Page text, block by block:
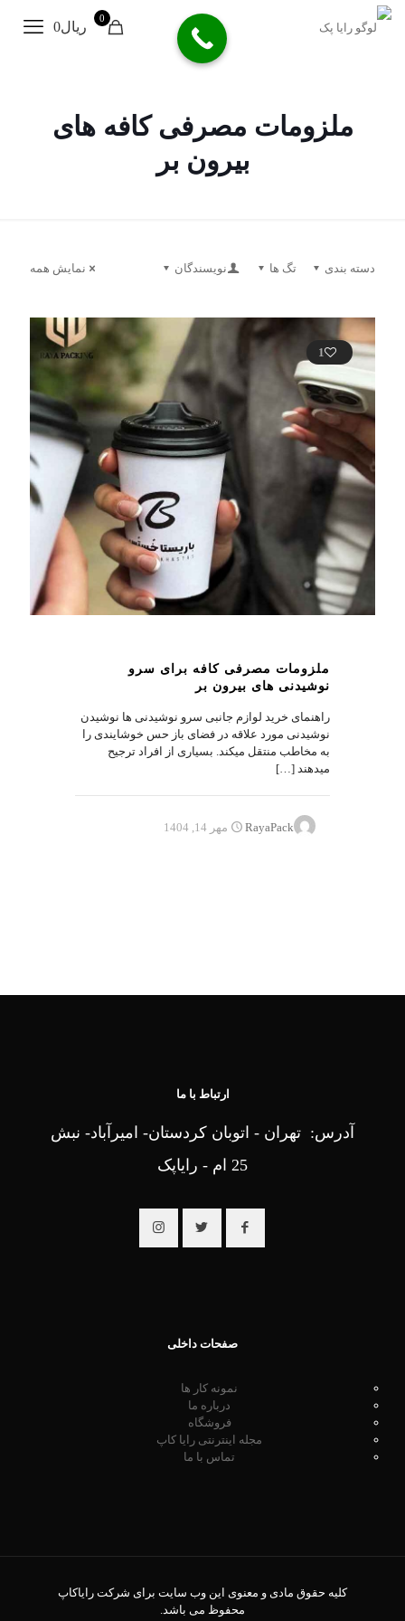
0
ریال0
ملزومات مصرفی کافه های
بیرون بر
دسته بندی تگ ها نویسندگان نمایش همه
1
ملزومات مصرفی کافه برای سرو
نوشیدنی های بیرون بر
راهنمای خرید لوازم جانبی سرو نوشیدنی ها نوشیدن
نوشیدنی مورد علاقه در فضای باز حس خوشایندی را
به مخاطب منتقل میکند. بسیاری از افراد ترجیح
میدهند […]
RayaPack مهر 14, 1404
ارتباط با ما
آدرس: تهران - اتوبان کردستان- امیرآباد- نبش
25 ام - رایاپک
صفحات داخلی
نمونه کار ها
درباره ما
فروشگاه
مجله اینترنتی رایا کاپ
تماس با ما
کلیه حقوق مادی و معنوی این وب سایت برای شرکت رایاکاپ
محفوظ می باشد.